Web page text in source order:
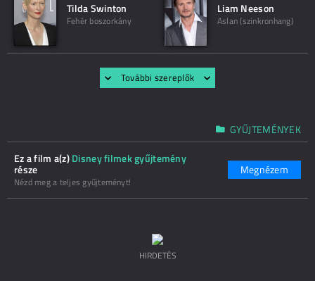
Tilda Swinton
Fehér boszorkány
Liam Neeson
Aslan (szinkronhang)
További szereplők
GYŰJTEMÉNYEK
Ez a film a(z)Disney filmek gyűjtemény
része
Nézd meg a teljes gyűjteményt!
Megnézem
HIRDETÉS